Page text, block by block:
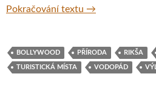
Pokračování textu Romantické
→
BOLLYWOOD PŘÍRODA RIKŠA
TURISTICKÁ MÍSTA VODOPÁD